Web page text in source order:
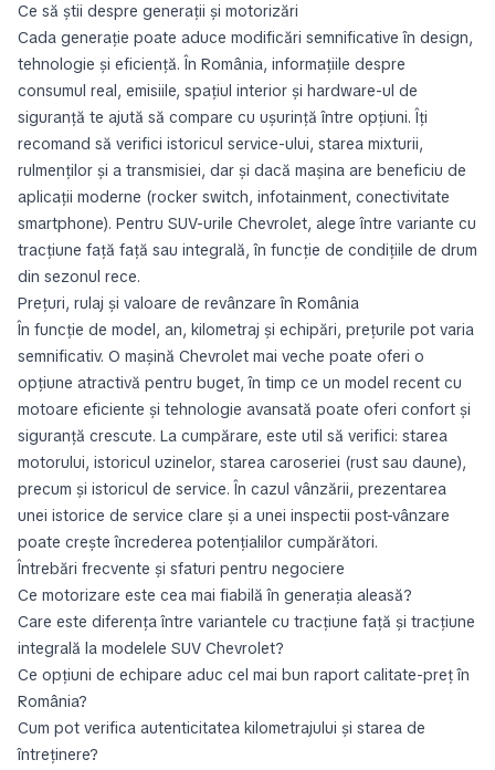
Ce să știi despre generații și motorizări
Cada generație poate aduce modificări semnificative în design,
tehnologie și eficiență. În România, informațiile despre
consumul real, emisiile, spațiul interior și hardware-ul de
siguranță te ajută să compare cu ușurință între opțiuni. Îți
recomand să verifici istoricul service-ului, starea mixturii,
rulmenților și a transmisiei, dar și dacă mașina are beneficiu de
aplicații moderne (rocker switch, infotainment, conectivitate
smartphone). Pentru SUV-urile Chevrolet, alege între variante cu
tracțiune față față sau integrală, în funcție de condițiile de drum
din sezonul rece.
Prețuri, rulaj și valoare de revânzare în România
În funcție de model, an, kilometraj și echipări, prețurile pot varia
semnificativ. O mașină Chevrolet mai veche poate oferi o
opțiune atractivă pentru buget, în timp ce un model recent cu
motoare eficiente și tehnologie avansată poate oferi confort și
siguranță crescute. La cumpărare, este util să verifici: starea
motorului, istoricul uzinelor, starea caroseriei (rust sau daune),
precum și istoricul de service. În cazul vânzării, prezentarea
unei istorice de service clare și a unei inspectii post-vânzare
poate crește încrederea potențialilor cumpărători.
Întrebări frecvente și sfaturi pentru negociere
Ce motorizare este cea mai fiabilă în generația aleasă?
Care este diferența între variantele cu tracțiune față și tracțiune
integrală la modelele SUV Chevrolet?
Ce opțiuni de echipare aduc cel mai bun raport calitate-preț în
România?
Cum pot verifica autenticitatea kilometrajului și starea de
întreținere?